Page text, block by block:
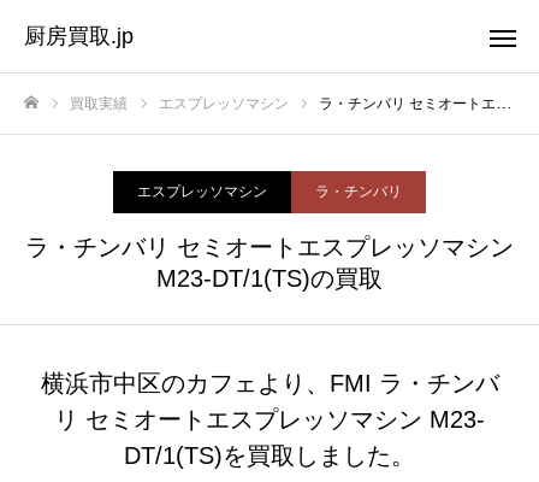
厨房買取.jp
買取実績 エスプレッソマシン ラ・チンバリ セミオートエスプレッソマシン M23-DT/1(TS)の買取
エスプレッソマシン ラ・チンバリ
ラ・チンバリ セミオートエスプレッソマシン
M23-DT/1(TS)の買取
横浜市中区のカフェより、FMI ラ・チンバ
リ セミオートエスプレッソマシン M23-
DT/1(TS)を買取しました。